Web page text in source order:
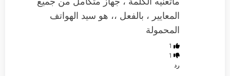
المعايير ، بالفعل ،، هو سيد الهواتف
المحمولة
1
1
رد